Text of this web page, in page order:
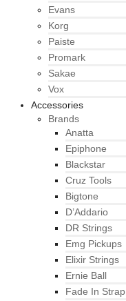
Evans
Korg
Paiste
Promark
Sakae
Vox
Accessories
Brands
Anatta
Epiphone
Blackstar
Cruz Tools
Bigtone
D’Addario
DR Strings
Emg Pickups
Elixir Strings
Ernie Ball
Fade In Strap